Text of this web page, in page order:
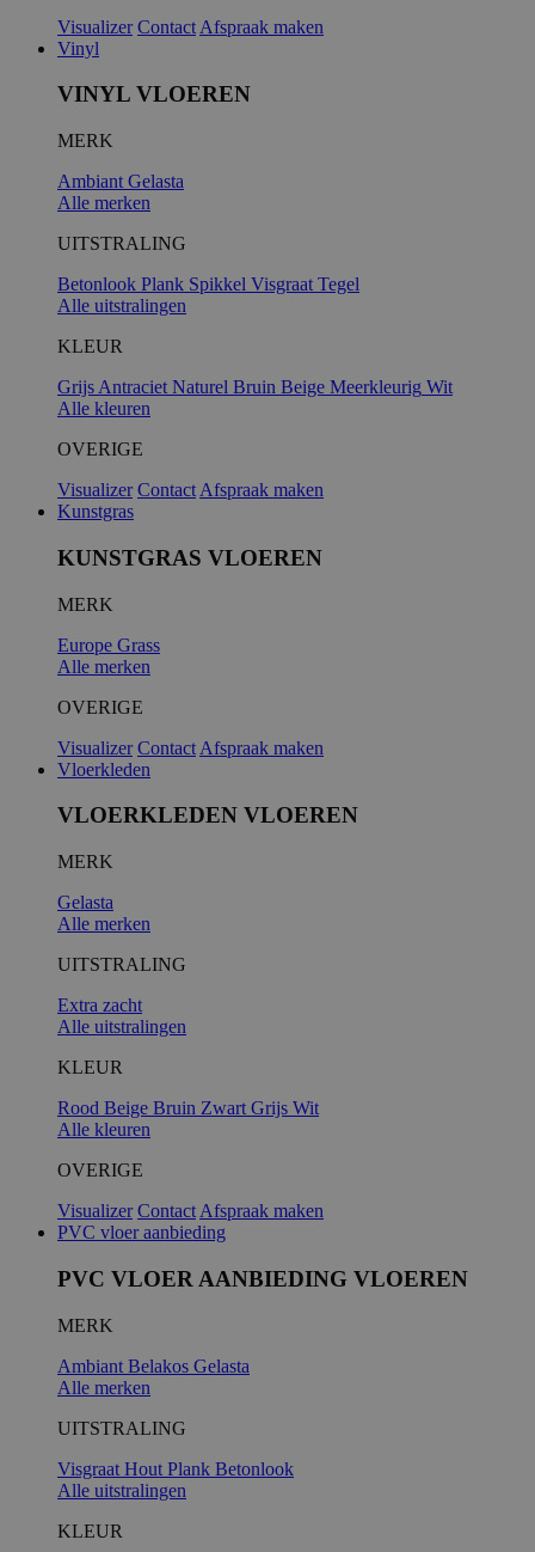
Visualizer Contact Afspraak maken
Vinyl
VINYL VLOEREN
MERK
Ambiant Gelasta
Alle merken
UITSTRALING
Betonlook Plank Spikkel Visgraat Tegel
Alle uitstralingen
KLEUR
Grijs Antraciet Naturel Bruin Beige Meerkleurig Wit
Alle kleuren
OVERIGE
Visualizer Contact Afspraak maken
Kunstgras
KUNSTGRAS VLOEREN
MERK
Europe Grass
Alle merken
OVERIGE
Visualizer Contact Afspraak maken
Vloerkleden
VLOERKLEDEN VLOEREN
MERK
Gelasta
Alle merken
UITSTRALING
Extra zacht
Alle uitstralingen
KLEUR
Rood Beige Bruin Zwart Grijs Wit
Alle kleuren
OVERIGE
Visualizer Contact Afspraak maken
PVC vloer aanbieding
PVC VLOER AANBIEDING VLOEREN
MERK
Ambiant Belakos Gelasta
Alle merken
UITSTRALING
Visgraat Hout Plank Betonlook
Alle uitstralingen
KLEUR